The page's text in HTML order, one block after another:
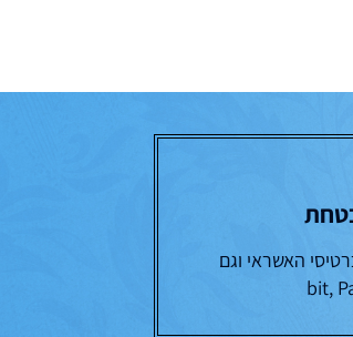
האשראי וגם